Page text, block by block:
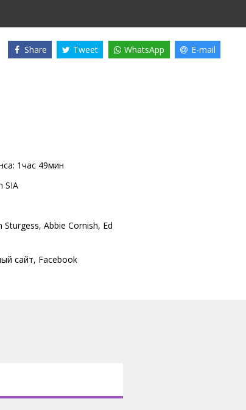
Share Tweet WhatsApp E-mail
1час 49мин
SIA
Sturgess, Abbie Cornish, Ed
сайт, Facebook